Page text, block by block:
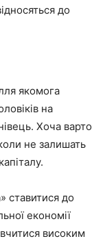
до
якомога
на
Хоча варто
не залишать
ставитися до
економії
високим